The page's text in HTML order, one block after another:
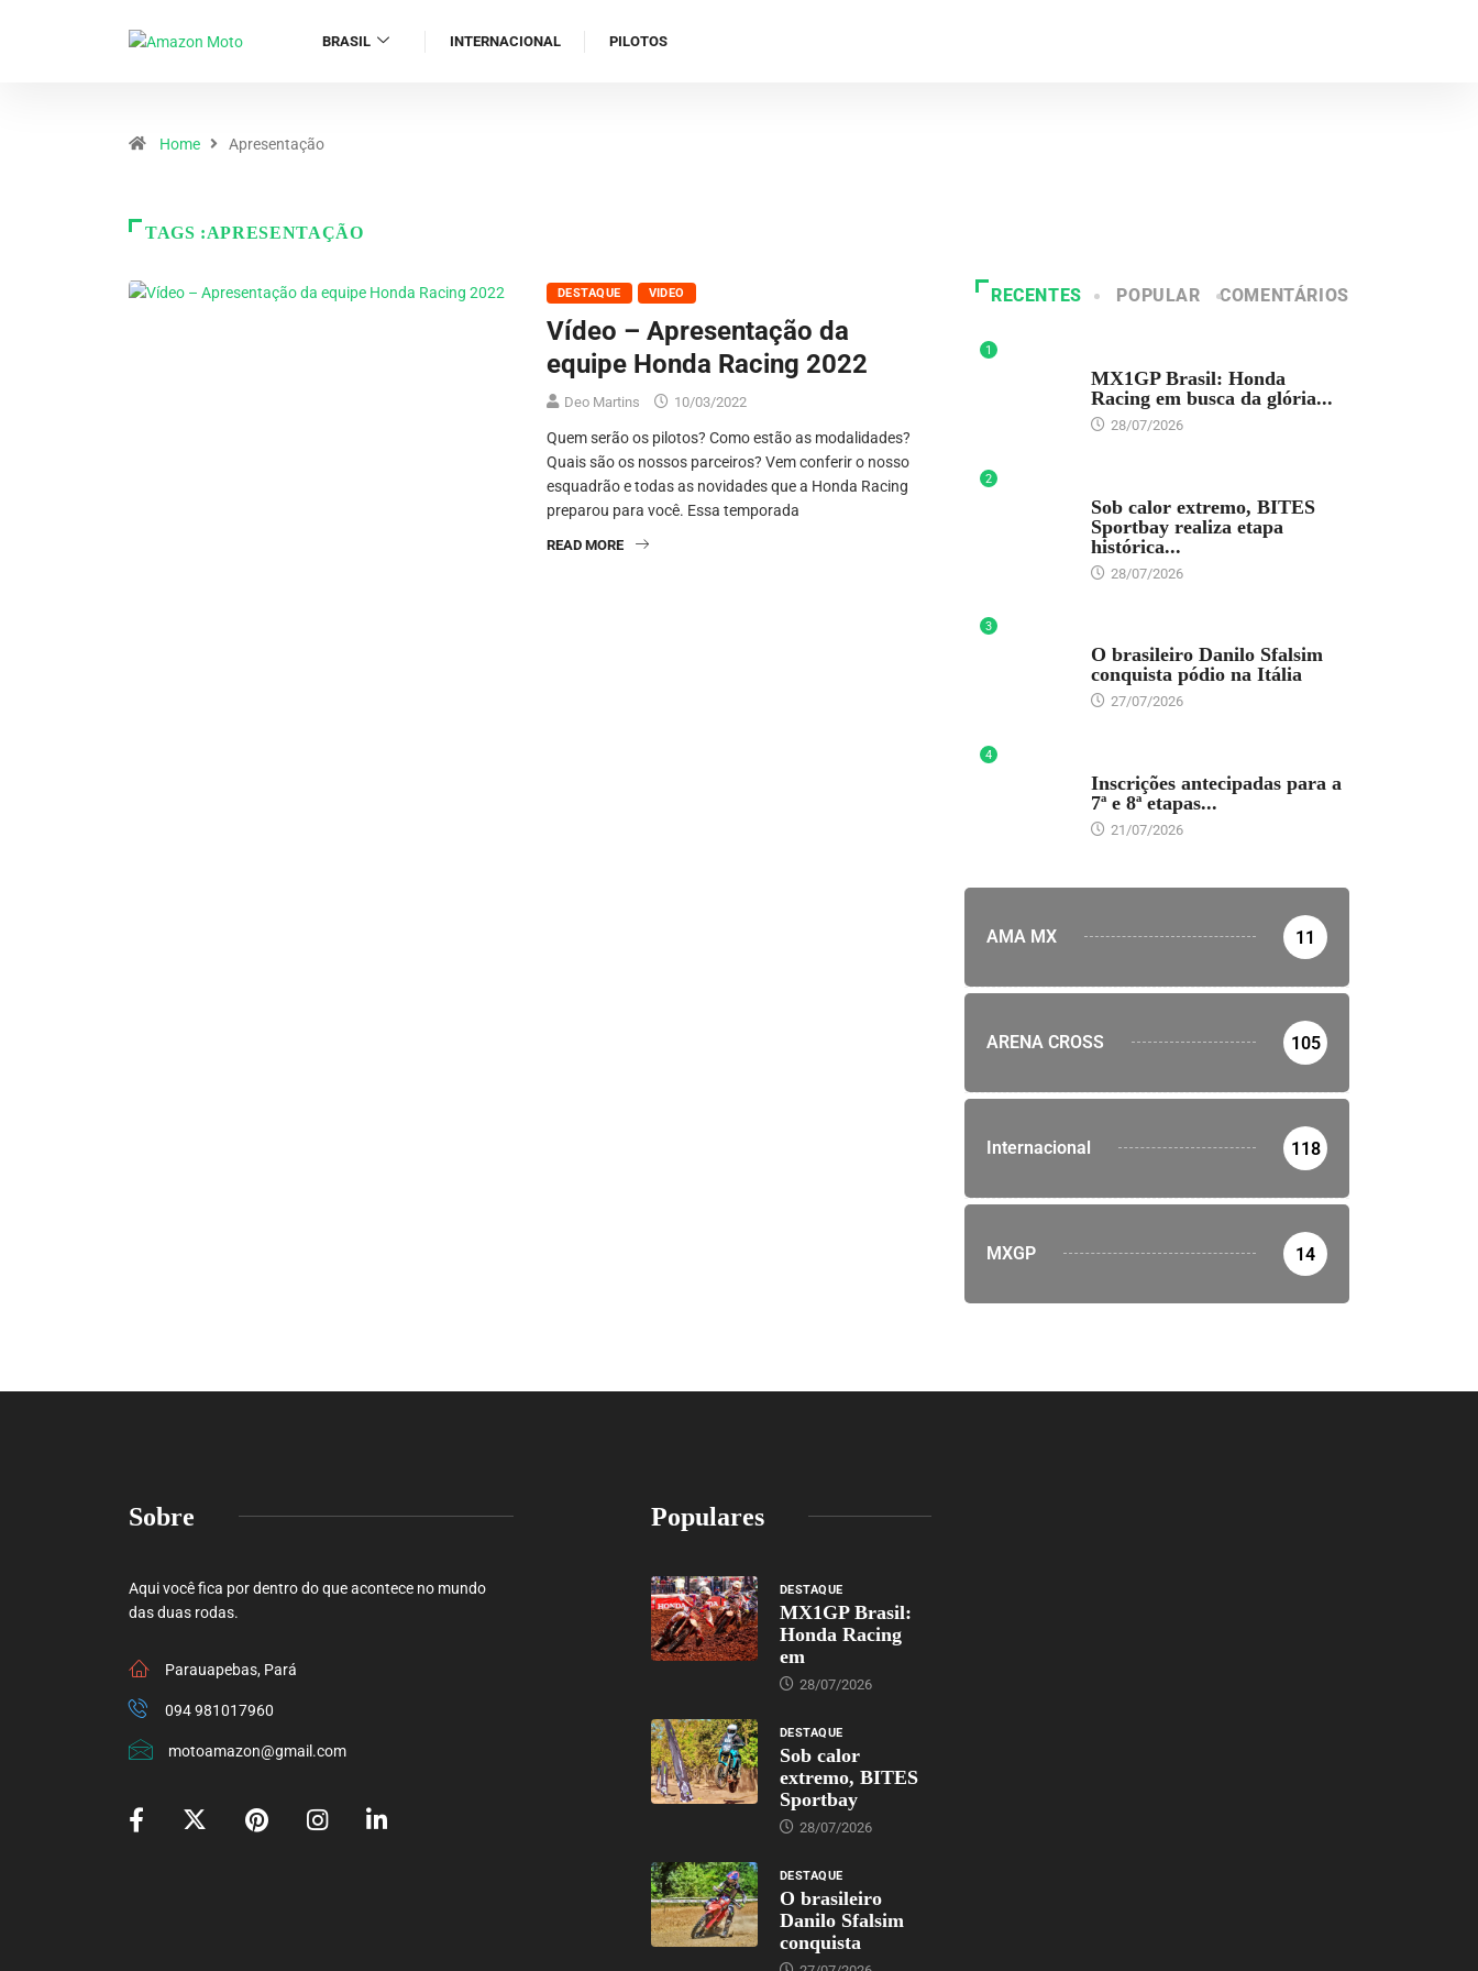
BRASIL INTERNACIONAL PILOTOS
Home Apresentação
TAGS :APRESENTAÇÃO
DESTAQUE VIDEO
Vídeo – Apresentação da
equipe Honda Racing 2022
Deo Martins 10/03/2022
Quem serão os pilotos? Como estão as modalidades?
Quais são os nossos parceiros? Vem conferir o nosso
esquadrão e todas as novidades que a Honda Racing
preparou para você. Essa temporada
READ MORE
RECENTES POPULAR COMENTÁRIOS
1
MX1GP Brasil: Honda
Racing em busca da glória...
28/07/2026
2
Sob calor extremo, BITES
Sportbay realiza etapa
histórica...
28/07/2026
3
O brasileiro Danilo Sfalsim
conquista pódio na Itália
27/07/2026
4
Inscrições antecipadas para a
7ª e 8ª etapas...
21/07/2026
AMA MX 11
ARENA CROSS 105
Internacional 118
MXGP 14
Sobre
Aqui você fica por dentro do que acontece no mundo
das duas rodas.
Parauapebas, Pará
094 981017960
motoamazon@gmail.com
Populares
DESTAQUE
MX1GP Brasil:
Honda Racing
em
28/07/2026
DESTAQUE
Sob calor
extremo, BITES
Sportbay
28/07/2026
DESTAQUE
O brasileiro
Danilo Sfalsim
conquista